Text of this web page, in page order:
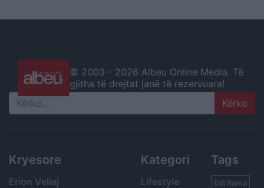
© 2003 - 2026 Albeu Online Media. Të
gjitha të drejtat janë të rezervuara!
Search
Kryesore
Erion Veliaj
Kategori
Lifestyle
Tags
Edi Rama